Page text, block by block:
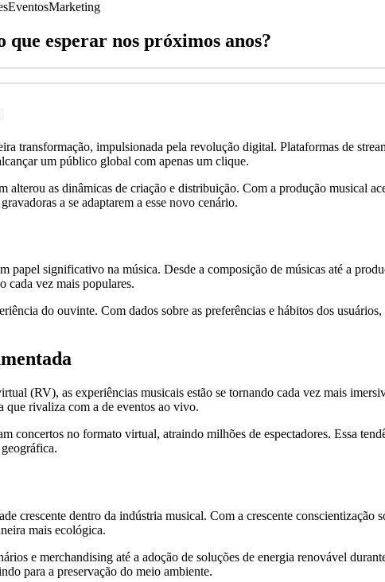
EventosMarketing
esperar nos próximos anos?
transformação, impulsionada pela revolução digital. Plataformas de
um público global com apenas um clique.
alterou as dinâmicas de criação e distribuição. Com a produção musical
a se adaptarem a esse novo cenário.
papel significativo na música. Desde a composição de músicas até a
cada vez mais populares.
do ouvinte. Com dados sobre as preferências e hábitos dos
(RV), as experiências musicais estão se tornando cada vez mais
que rivaliza com a de eventos ao vivo.
concertos no formato virtual, atraindo milhões de espectadores. Essa
crescente dentro da indústria musical. Com a crescente conscientização
mais ecológica.
e merchandising até a adoção de soluções de energia renovável
para a preservação do meio ambiente.